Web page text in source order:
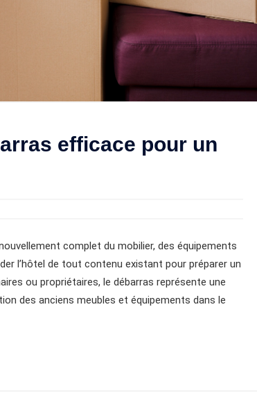
efficace pour un
complet du mobilier, des équipements
l’hôtel de tout contenu existant pour préparer un
ou propriétaires, le débarras représente une
des anciens meubles et équipements dans le